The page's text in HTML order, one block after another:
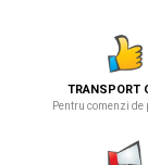
TRANSPORT
Pentru comenzi de